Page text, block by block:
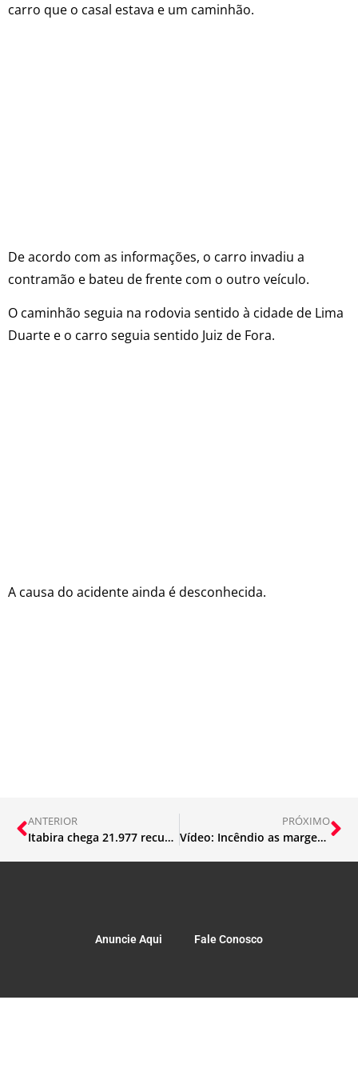
carro que o casal estava e um caminhão.
De acordo com as informações, o carro invadiu a
contramão e bateu de frente com o outro veículo.
O caminhão seguia na rodovia sentido à cidade de Lima
Duarte e o carro seguia sentido Juiz de Fora.
A causa do acidente ainda é desconhecida.
ANTERIOR
Itabira chega 21.977 recuperados da Covid
PRÓXIMO
Vídeo: Incêndio as margens da BR381
Anuncie Aqui Fale Conosco